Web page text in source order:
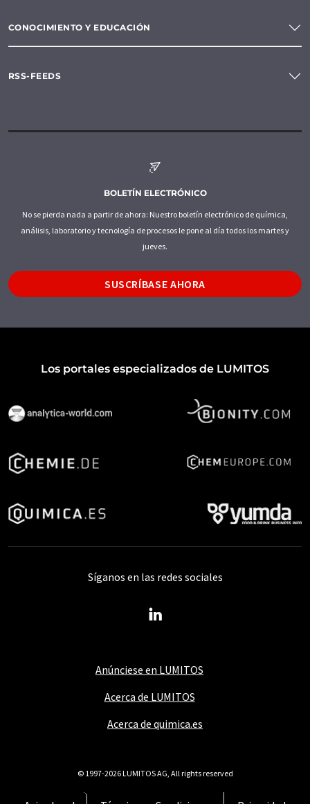
CONOCIMIENTO Y EDUCACIÓN
RSS-FEEDS
BOLETÍN ELECTRÓNICO
No se pierda nada a partir de ahora: Nuestro boletín electrónico de química,
análisis, laboratorio y tecnología de procesos le pone al día todos los martes y
jueves.
SUSCRÍBASE AHORA
Los portales especializados de LUMITOS
Anúnciese en LUMITOS
Acerca de LUMITOS
Acerca de quimica.es
Síganos en las redes sociales
© 1997-2026 LUMITOS AG, All rights reserved